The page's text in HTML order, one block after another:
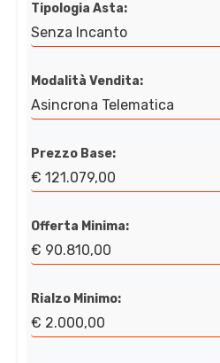
Tipologia Asta:
Senza Incanto
Modalità Vendita:
Asincrona Telematica
Prezzo Base:
€ 121.079,00
Offerta Minima:
€ 90.810,00
Rialzo Minimo:
€ 2.000,00